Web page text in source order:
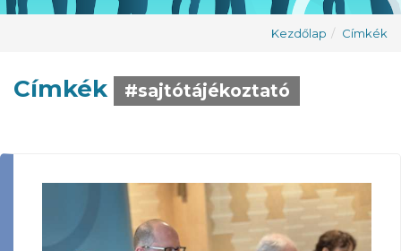
Kezdőlap Címkék
Címkék #sajtótájékoztató